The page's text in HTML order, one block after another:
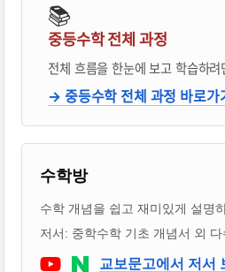
📚
중등수학 전체 과정
전체 흐름을 한눈에 보고 학습하려
→ 중등수학 전체 과정 바로가
블로거 & 출판 교재 소
수학방
수학 개념을 쉽고 재미있게 설명
저서: 중학수학 기초 개념서 외 다
Youtube네이버 블로그
교보문고에서 저서